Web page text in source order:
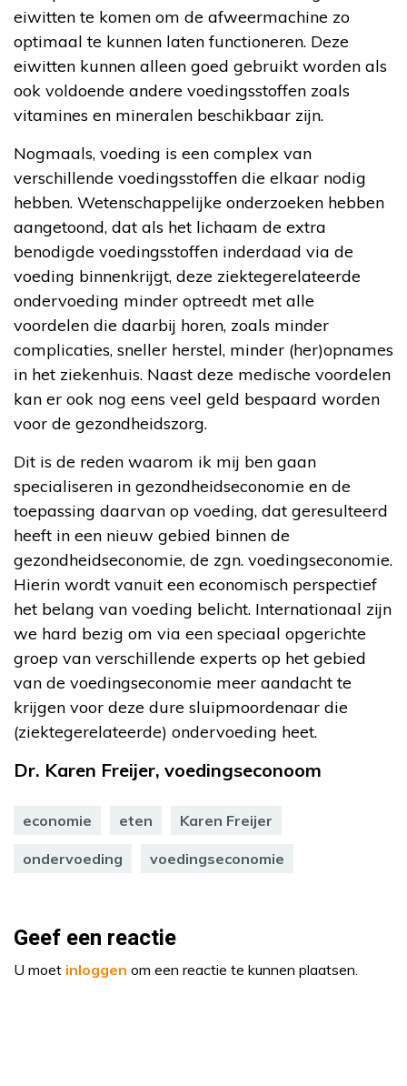
eiwitten te komen om de afweermachine zo
optimaal te kunnen laten functioneren. Deze
eiwitten kunnen alleen goed gebruikt worden als
ook voldoende andere voedingsstoffen zoals
vitamines en mineralen beschikbaar zijn.
Nogmaals, voeding is een complex van
verschillende voedingsstoffen die elkaar nodig
hebben. Wetenschappelijke onderzoeken hebben
aangetoond, dat als het lichaam de extra
benodigde voedingsstoffen inderdaad via de
voeding binnenkrijgt, deze ziektegerelateerde
ondervoeding minder optreedt met alle
voordelen die daarbij horen, zoals minder
complicaties, sneller herstel, minder (her)opnames
in het ziekenhuis. Naast deze medische voordelen
kan er ook nog eens veel geld bespaard worden
voor de gezondheidszorg.
Dit is de reden waarom ik mij ben gaan
specialiseren in gezondheidseconomie en de
toepassing daarvan op voeding, dat geresulteerd
heeft in een nieuw gebied binnen de
gezondheidseconomie, de zgn. voedingseconomie.
Hierin wordt vanuit een economisch perspectief
het belang van voeding belicht. Internationaal zijn
we hard bezig om via een speciaal opgerichte
groep van verschillende experts op het gebied
van de voedingseconomie meer aandacht te
krijgen voor deze dure sluipmoordenaar die
(ziektegerelateerde) ondervoeding heet.
Dr. Karen Freijer, voedingseconoom
economie eten Karen Freijer
ondervoeding voedingseconomie
Geef een reactie
U moet inloggen om een reactie te kunnen plaatsen.